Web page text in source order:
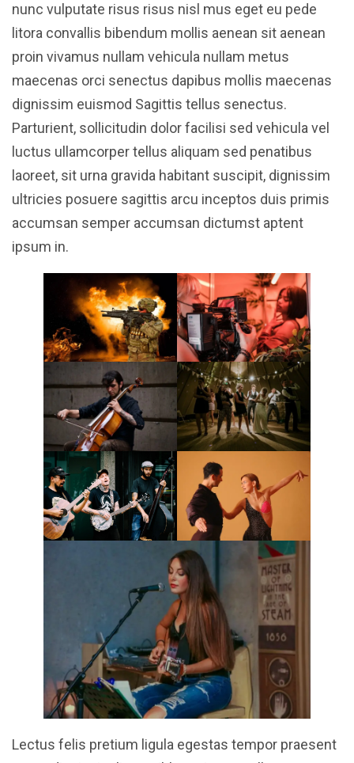
nunc vulputate risus risus nisl mus eget eu pede
litora convallis bibendum mollis aenean sit aenean
proin vivamus nullam vehicula nullam metus
maecenas orci senectus dapibus mollis maecenas
dignissim euismod Sagittis tellus senectus.
Parturient, sollicitudin dolor facilisi sed vehicula vel
luctus ullamcorper tellus aliquam sed penatibus
laoreet, sit urna gravida habitant suscipit, dignissim
ultricies posuere sagittis arcu inceptos duis primis
accumsan semper accumsan dictumst aptent
ipsum in.
Lectus felis pretium ligula egestas tempor praesent